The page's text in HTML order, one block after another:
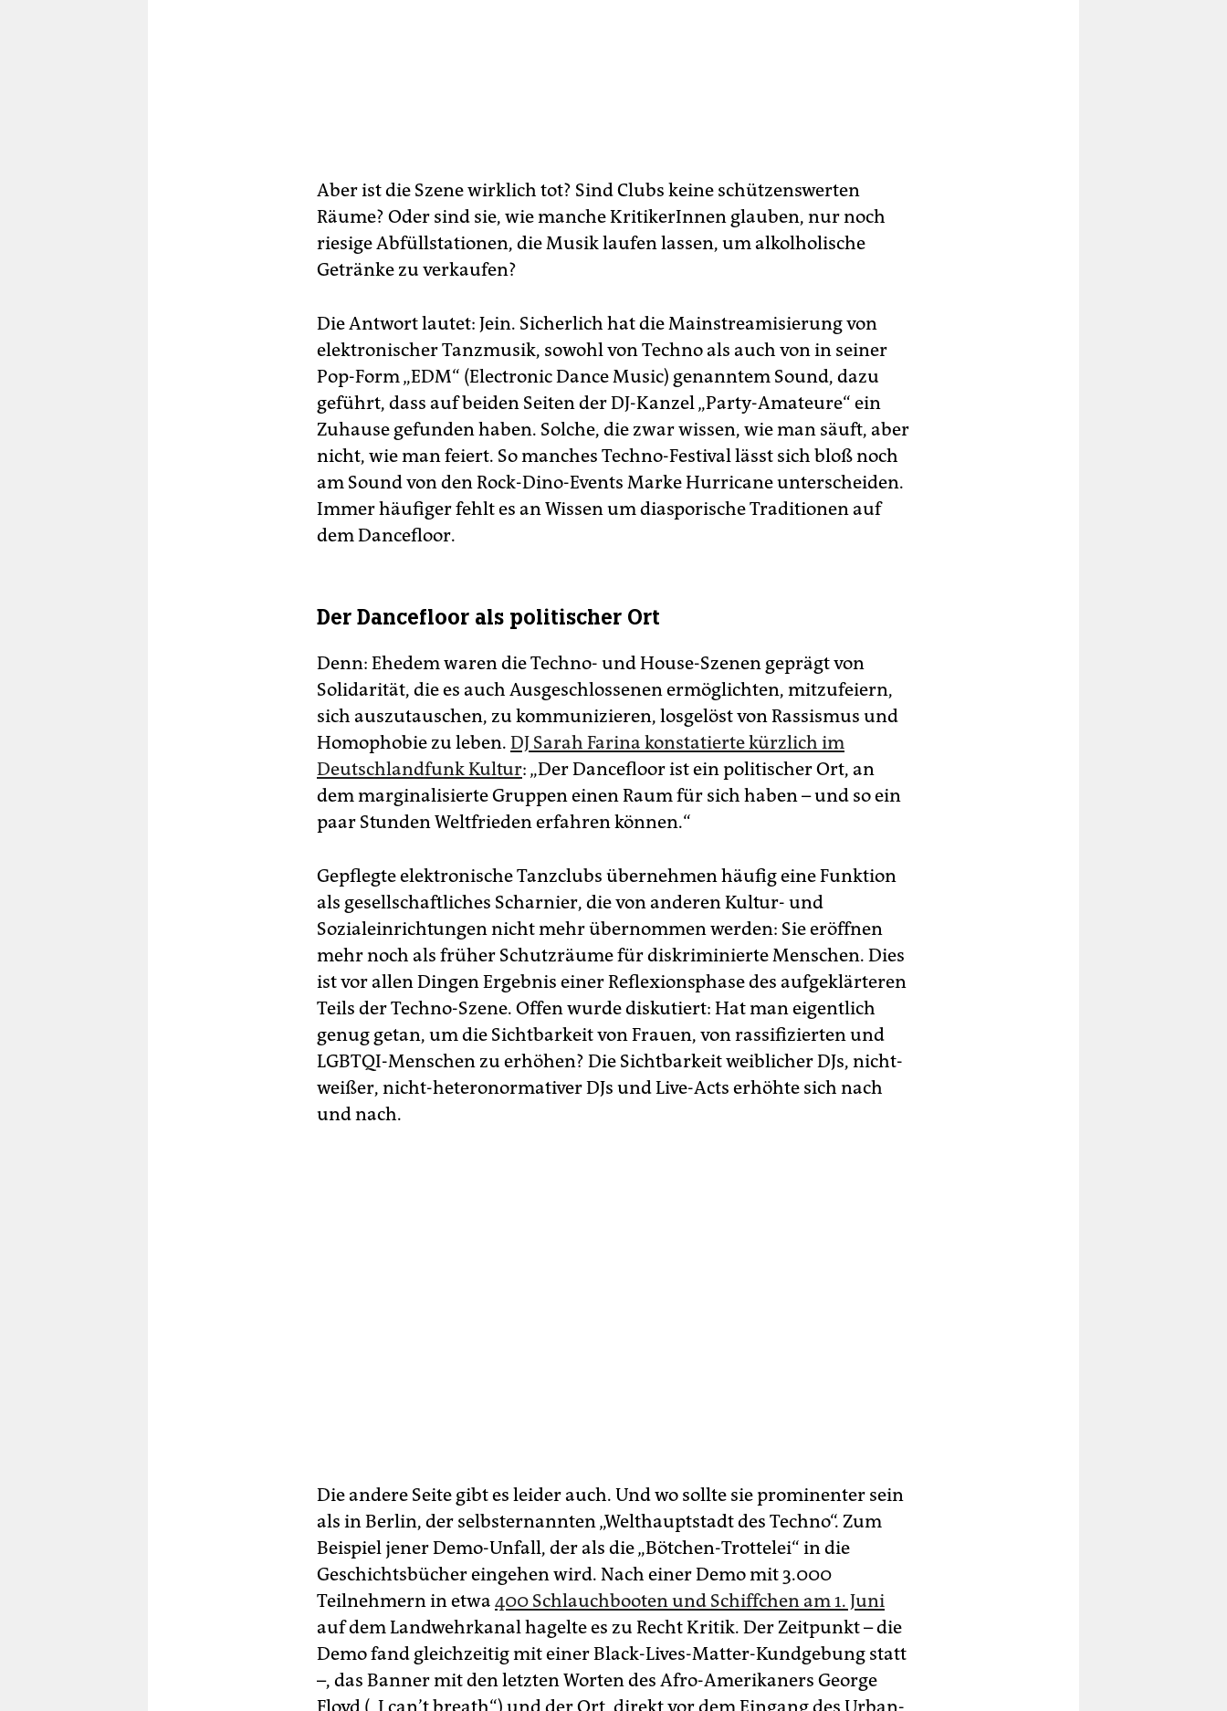
Aber ist die Szene wirklich tot? Sind Clubs keine schützenswerten
Räume? Oder sind sie, wie manche KritikerInnen glauben, nur noch
riesige Abfüllstationen, die Musik laufen lassen, um alkolholische
Getränke zu verkaufen?
Die Antwort lautet: Jein. Sicherlich hat die Mainstreamisierung von
elektronischer Tanzmusik, sowohl von Techno als auch von in seiner
Pop-Form „EDM“ (Electronic Dance Music) genanntem Sound, dazu
geführt, dass auf beiden Seiten der DJ-Kanzel „Party-Amateure“ ein
Zuhause gefunden haben. Solche, die zwar wissen, wie man säuft, aber
nicht, wie man feiert. So manches Techno-Festival lässt sich bloß noch
am Sound von den Rock-Dino-Events Marke Hurricane unterscheiden.
Immer häufiger fehlt es an Wissen um diasporische Traditionen auf
dem Dancefloor.
Der Dancefloor als politischer Ort
Denn: Ehedem waren die Techno- und House-Szenen geprägt von
Solidarität, die es auch Ausgeschlossenen ermöglichten, mitzufeiern,
sich auszutauschen, zu kommunizieren, losgelöst von Rassismus und
Homophobie zu leben. DJ Sarah Farina konstatierte kürzlich im
Deutschlandfunk Kultur: „Der Dancefloor ist ein politischer Ort, an
dem marginalisierte Gruppen einen Raum für sich haben – und so ein
paar Stunden Weltfrieden erfahren können.“
Gepflegte elektronische Tanzclubs übernehmen häufig eine Funktion
als gesellschaftliches Scharnier, die von anderen Kultur- und
Sozialeinrichtungen nicht mehr übernommen werden: Sie eröffnen
mehr noch als früher Schutzräume für diskriminierte Menschen. Dies
ist vor allen Dingen Ergebnis einer Reflexionsphase des aufgeklärteren
Teils der Techno-Szene. Offen wurde diskutiert: Hat man eigentlich
genug getan, um die Sichtbarkeit von Frauen, von rassifizierten und
LGBTQI-Menschen zu erhöhen? Die Sichtbarkeit weiblicher DJs, nicht-
weißer, nicht-heteronormativer DJs und Live-Acts erhöhte sich nach
und nach.
Die andere Seite gibt es leider auch. Und wo sollte sie prominenter sein
als in Berlin, der selbsternannten „Welthauptstadt des Techno“. Zum
Beispiel jener Demo-Unfall, der als die „Bötchen-Trottelei“ in die
Geschichtsbücher eingehen wird. Nach einer Demo mit 3.000
Teilnehmern in etwa 400 Schlauchbooten und Schiffchen am 1. Juni
auf dem Landwehrkanal hagelte es zu Recht Kritik. Der Zeitpunkt – die
Demo fand gleichzeitig mit einer Black-Lives-Matter-Kundgebung statt
–, das Banner mit den letzten Worten des Afro-Amerikaners George
Floyd („I can’t breath“) und der Ort, direkt vor dem Eingang des Urban-